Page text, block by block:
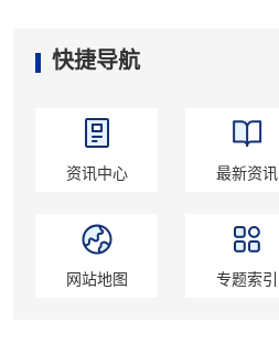
快捷导航
资讯中心 最新资讯
网站地图 专题索引